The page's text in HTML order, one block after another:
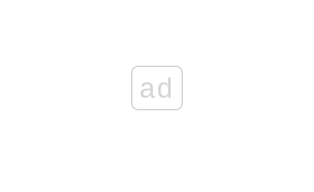
ad